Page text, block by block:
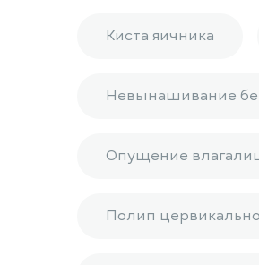
Киста яичника
Невынашивание
Опущение
Полип